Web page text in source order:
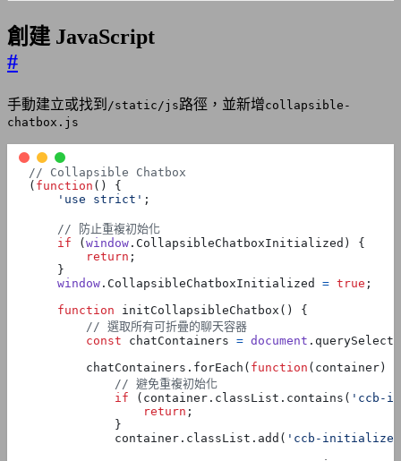
創建 JavaScript
#
手動建立或找到 /static/js路徑，並新增collapsible-
chatbox.js
( function ()
{
'use strict' ;
if
(window . CollapsibleChatboxInitialized )
{
return ;
}
window . CollapsibleChatboxInitialized = true ;
function
initCollapsibleChatbox ()
{
const
chatContainers = document .
chatContainers . forEach ( function ( container)
if
( container . classList . contains ( 'ccb-
return ;
}
container . classList . add ( 'ccb-